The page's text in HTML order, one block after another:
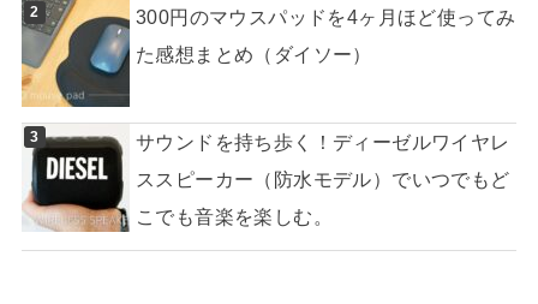
300円のマウスパッドを4ヶ月ほど使ってみ
た感想まとめ（ダイソー）
サウンドを持ち歩く！ディーゼルワイヤレ
ススピーカー（防水モデル）でいつでもど
こでも音楽を楽しむ。